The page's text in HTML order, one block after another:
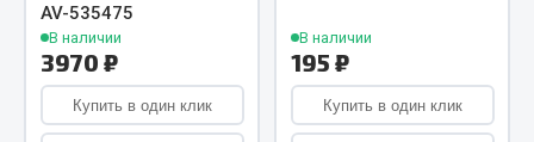
Выключатель массы
Изолента
Показать ещё
AV-535475
В наличии
3970 ₽
Купить в один клик
В наличии
195 ₽
Купить в один клик